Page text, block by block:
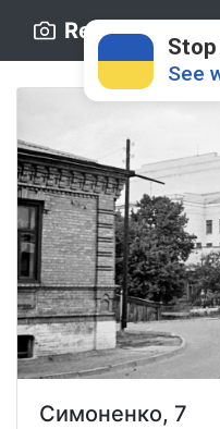
Retro.ck.ua
Симоненко, 7
See
Donate